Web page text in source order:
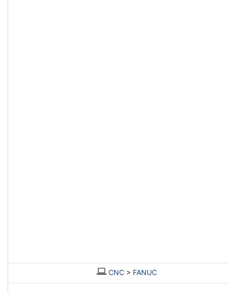
CNC > FANUC